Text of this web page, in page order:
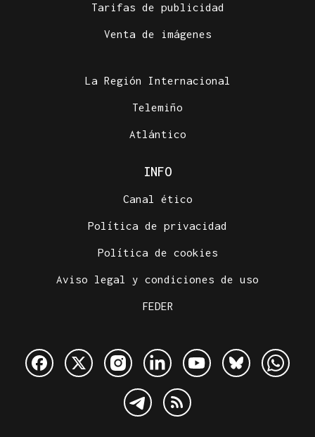
Tarifas de publicidad
Venta de imágenes
La Región Internacional
Telemiño
Atlántico
INFO
Canal ético
Política de privacidad
Política de cookies
Aviso legal y condiciones de uso
FEDER